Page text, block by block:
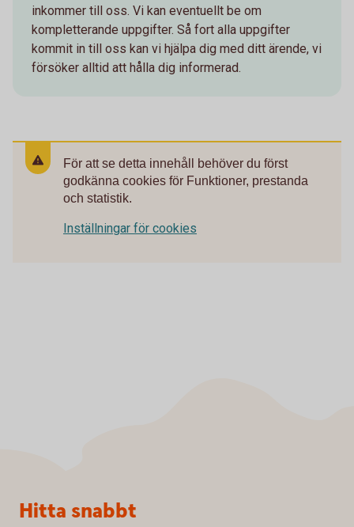
inkommer till oss. Vi kan eventuellt be om
kompletterande uppgifter. Så fort alla uppgifter
kommit in till oss kan vi hjälpa dig med ditt ärende, vi
försöker alltid att hålla dig informerad.
För att se detta innehåll behöver du först
godkänna cookies för Funktioner, prestanda
och statistik.
Inställningar för cookies
Sidfot
Hitta snabbt